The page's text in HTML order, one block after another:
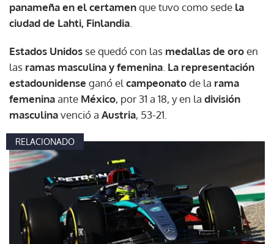
panameña en el certamenque tuvo como sede la
ciudad de Lahti, Finlandia
Estados Unidos se quedó con las medallas de oroen
las ramas masculina y femenina La representación
estadounidense ganó el campeonatode la rama
femeninaante México, por 31 a 18, y en la división
masculinavenció a Austria, 53-21.
RELACIONADO